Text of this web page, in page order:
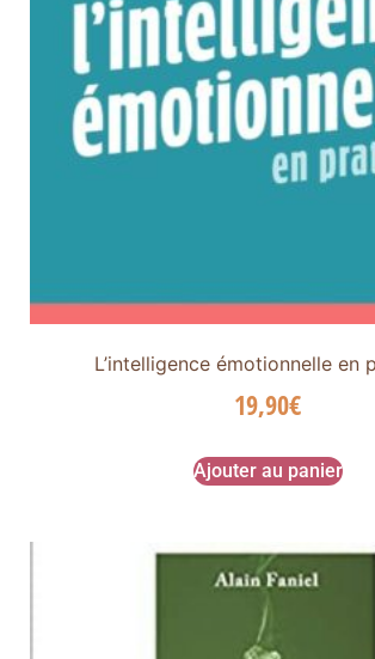
L’intelligence émotionnelle en
19,90€
Ajouter au panier